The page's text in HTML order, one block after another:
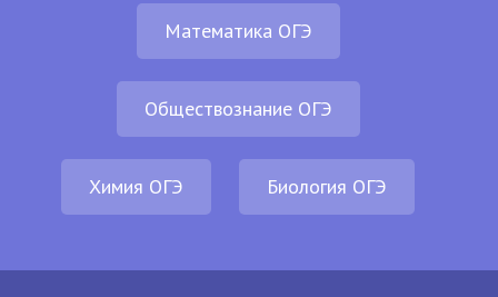
Математика ОГЭ
Обществознание ОГЭ
Химия ОГЭ Биология ОГЭ